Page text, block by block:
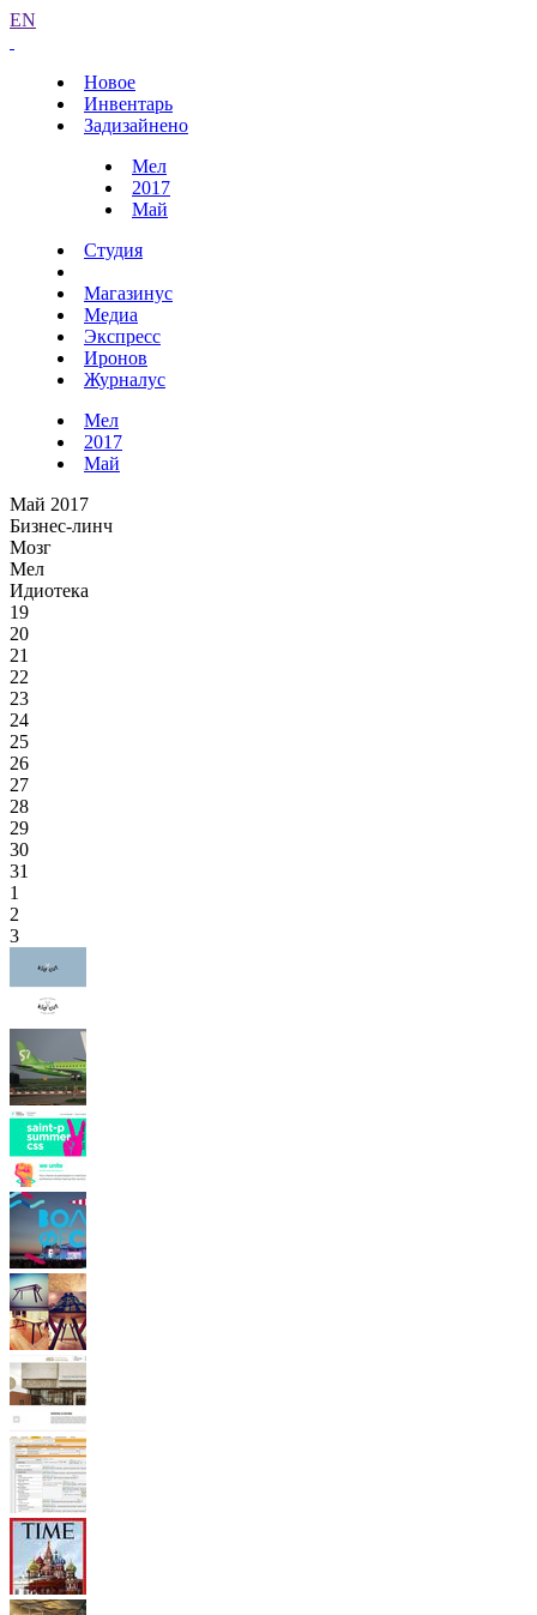
EN
Новое
Инвентарь
Задизайнено
Мел
2017
Май
Студия
Магазинус
Медиа
Экспресс
Иронов
Журналус
Мел
2017
Май
Май 2017
Бизнес-линч
Мозг
Мел
Идиотека
19
20
21
22
23
24
25
26
27
28
29
30
31
1
2
3